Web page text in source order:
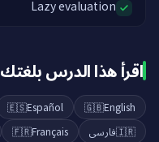
Lazy evaluation
اقرأ هذا الدرس بلغتك
🇬🇧English
🇪🇸Español
🇮🇷فارسی 🇫🇷Français